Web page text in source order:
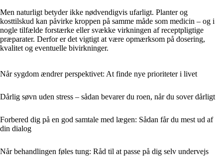
Men naturligt betyder ikke nødvendigvis ufarligt. Planter og
kosttilskud kan påvirke kroppen på samme måde som medicin – og i
nogle tilfælde forstærke eller svække virkningen af receptpligtige
præparater. Derfor er det vigtigt at være opmærksom på dosering,
kvalitet og eventuelle bivirkninger.
Når sygdom ændrer perspektivet: At finde nye prioriteter i livet
Dårlig søvn uden stress – sådan bevarer du roen, når du sover dårligt
Forbered dig på en god samtale med lægen: Sådan får du mest ud af
din dialog
Når behandlingen føles tung: Råd til at passe på dig selv undervejs